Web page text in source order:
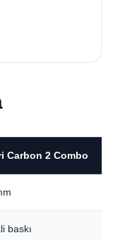
Carbon 2 Combo
baskı